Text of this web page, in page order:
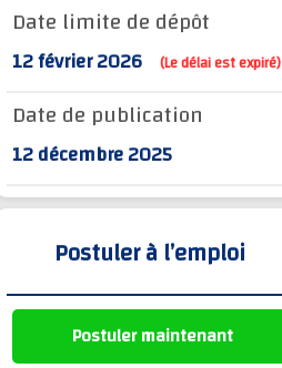
Date limite de dépôt
12 février 2026 (Le délai est expiré)
Date de publication
12 décembre 2025
Postuler à l’emploi
Postuler maintenant